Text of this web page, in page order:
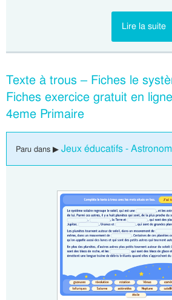
Lire la suite
Texte à trous – Fiches le
Fiches exercice gratuit en
4eme Primaire
Paru dans ▶ Jeux éducatifs -